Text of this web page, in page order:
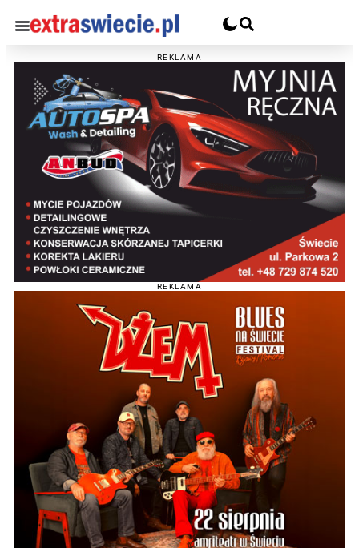
REKLAMA
REKLAMA